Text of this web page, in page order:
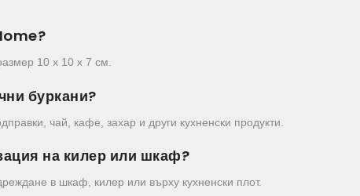
10 x 10 x 7 см.
буркани?
чай, кафе, захар и други кухненски продукти.
на килер или шкаф?
в шкаф, килер или върху кухненски плот.